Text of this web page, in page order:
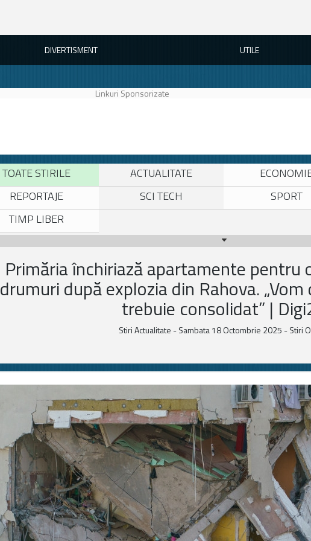
DIVERTISMENT UTILE
Linkuri Sponsorizate
TOATE STIRILE ACTUALITATE
REPORTAJE
SCI TECH SPORT
TIMP LIBER
Primăria închiriază apartamente pentru
drumuri după explozia din Rahova.
trebuie consolidat” |
Stiri Actualitate - Sambata 18 Octombrie 2025 - Stiri